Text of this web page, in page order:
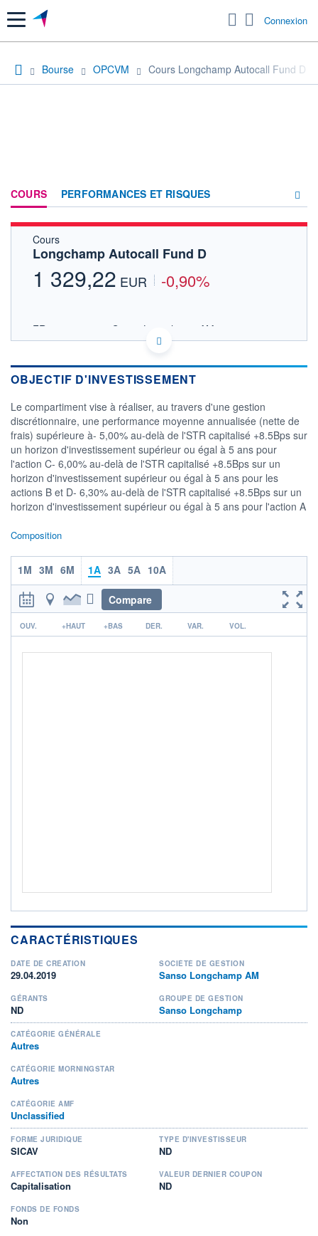
Menu Connexion
Bourse OPCVM Cours Longchamp Autocall Fund D
COURS PERFORMANCES ET RISQUES
FORUM
Cours
Longchamp Autocall Fund D
1 329,22 EUR -0,90%
FR0013405701 - Sanso Longchamp AM
OPCVM DERNIER COURS CONNU AU 04/08/2026
28/11 10/04
1 200
CATÉGORIE MORNINGSTAR
Autres
FONDS PARTENAIRES
ÉLIGIBILITÉ
PEA PEA-PME BOURSOVIE LUX
BOURSOVIE
CTO BUSINESS
Non éligible Boursobank
ACTIF NET (EUR)
8M / 31.07.26
OBJECTIF D'INVESTISSEMENT
Le compartiment vise à réaliser, au travers d'une gestion
discrétionnaire, une performance moyenne annualisée (nette de
frais) supérieure à- 5,00% au-delà de l'STR capitalisé +8.5Bps sur
un horizon d'investissement supérieur ou égal à 5 ans pour
l'action C- 6,00% au-delà de l'STR capitalisé +8.5Bps sur un
horizon d'investissement supérieur ou égal à 5 ans pour les
actions B et D- 6,30% au-delà de l'STR capitalisé +8.5Bps sur un
horizon d'investissement supérieur ou égal à 5 ans pour l'action A
Composition
1M 3M 6M 1A 3A 5A 10A
Compare
r
OUV. +HAUT +BAS DER. VAR. VOL.
CARACTÉRISTIQUES
DATE DE CRÉATION
29.04.2019
SOCIÉTÉ DE GESTION
Sanso Longchamp AM
GÉRANTS
ND
GROUPE DE GESTION
Sanso Longchamp
CATÉGORIE GÉNÉRALE
Autres
CATÉGORIE MORNINGSTAR
Autres
CATÉGORIE AMF
Unclassified
FORME JURIDIQUE
SICAV
TYPE D'INVESTISSEUR
ND
AFFECTATION DES RÉSULTATS
Capitalisation
VALEUR DERNIER COUPON
ND
FONDS DE FONDS
Non